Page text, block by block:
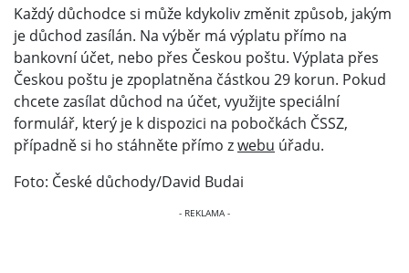
Každý důchodce si může kdykoliv změnit způsob, jakým
je důchod zasílán. Na výběr má výplatu přímo na
bankovní účet, nebo přes Českou poštu. Výplata přes
Českou poštu je zpoplatněna částkou 29 korun. Pokud
chcete zasílat důchod na účet, využijte speciální
formulář, který je k dispozici na pobočkách ČSSZ,
případně si ho stáhněte přímo zwebu úřadu.
Foto: České důchody/David Budai